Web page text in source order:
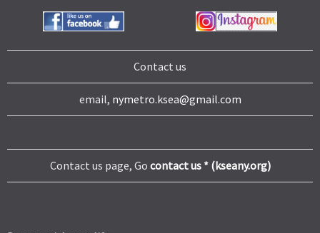
Contact us
email, nymetro.ksea@gmail.com
Contact us page, Go contact us * (kseany.org)